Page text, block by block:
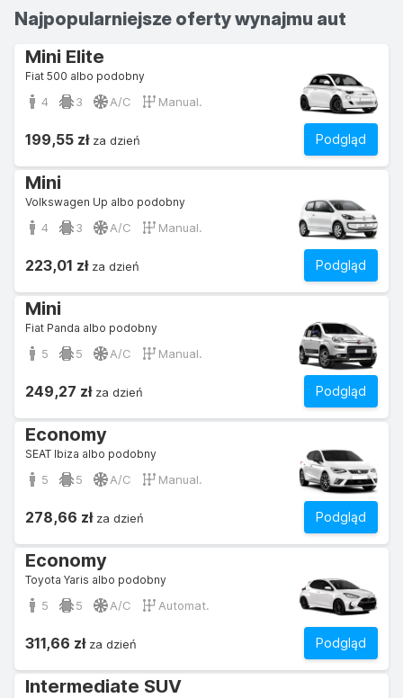
Najpopularniejsze oferty wynajmu aut
Mini Elite
Fiat 500 albo podobny
4 3 A/C Manual.
Podgląd
199,55 złza dzień
Mini
Volkswagen Up albo podobny
4 3 A/C Manual.
Podgląd
223,01 złza dzień
Mini
Fiat Panda albo podobny
5 5 A/C Manual.
Podgląd
249,27 złza dzień
Economy
SEAT Ibiza albo podobny
5 5 A/C Manual.
Podgląd
278,66 złza dzień
Economy
Toyota Yaris albo podobny
5 5 A/C Automat.
Podgląd
311,66 złza dzień
Intermediate SUV